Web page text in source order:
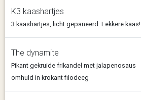
K3 kaashartjes
3 kaashartjes, licht gepaneerd. Lekkere kaas!
The dynamite
Pikant gekruide frikandel met jalapenosaus
omhuld in krokant filodeeg